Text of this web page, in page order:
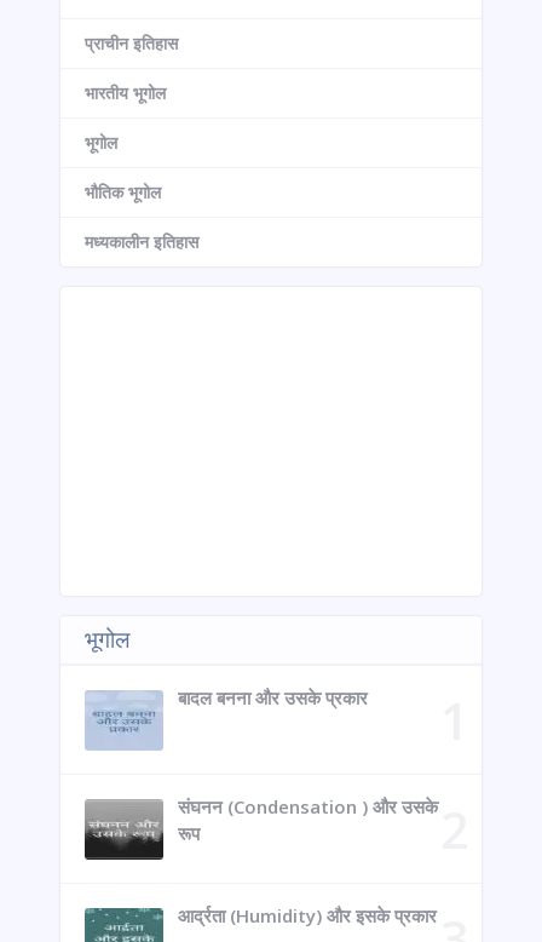
प्राचीन इतिहास
भारतीय भूगोल
भूगोल
भौतिक भूगोल
मध्यकालीन इतिहास
भूगोल
बादल बनना और उसके प्रकार
संघनन (Condensation ) और उसके
रूप
आर्द्रता (Humidity) और इसके प्रकार